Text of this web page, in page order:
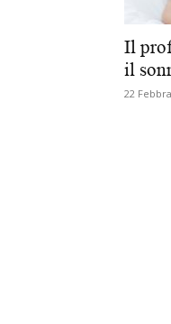
Il
il
22